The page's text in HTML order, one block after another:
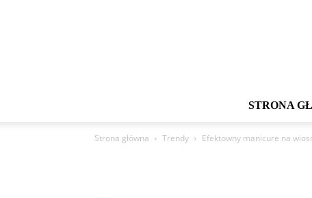
STRONA
Strona główna Trendy Efektowny manicure na